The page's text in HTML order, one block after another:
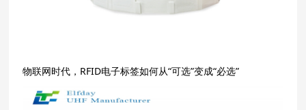
物联网时代，RFID电子标签如何从“可选”变成“必选”